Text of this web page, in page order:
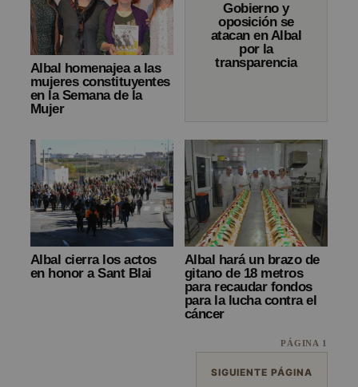
Albal homenajea a las
mujeres constituyentes
en la Semana de la
Mujer
Gobierno y
oposición se
atacan en Albal
por la
transparencia
Albal cierra los actos
en honor a Sant Blai
Albal hará un brazo de
gitano de 18 metros
para recaudar fondos
para la lucha contra el
cáncer
PÁGINA 1
SIGUIENTE PÁGINA